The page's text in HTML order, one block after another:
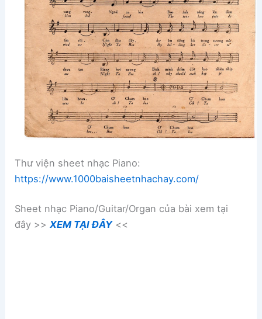
Thư viện sheet nhạc Piano:
https://www.1000baisheetnhachay.com/
Sheet nhạc Piano/Guitar/Organ của bài xem tại
đây >>XEM TẠI ĐÂY<<